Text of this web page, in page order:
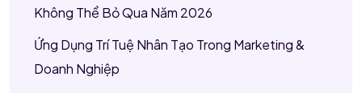
Không Thể Bỏ Qua Năm 2026
Ứng Dụng Trí Tuệ Nhân Tạo Trong Marketing &
Doanh Nghiệp